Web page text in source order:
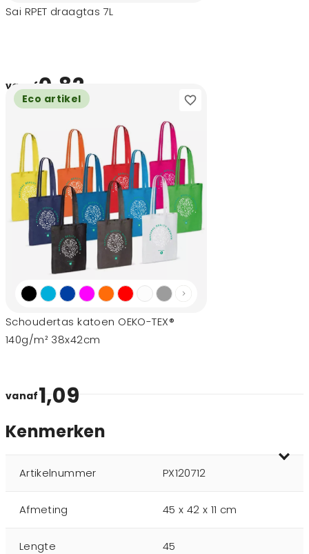
Sai RPET draagtas 7L
vanaf0,82
Eco artikel
Schoudertas katoen OEKO-TEX®
140g/m² 38x42cm
vanaf1,09
Kenmerken
Artikelnummer PX120712
Afmeting 45 x 42 x 11 cm
Lengte 45